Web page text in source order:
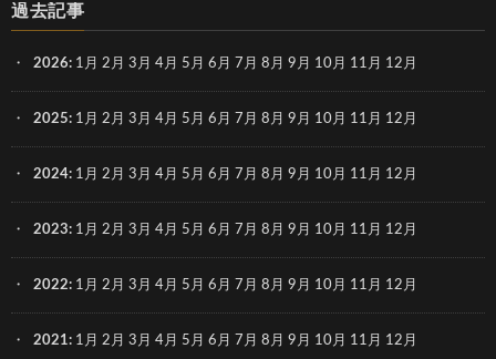
過去記事
2026: 1月 2月 3月 4月 5月 6月 7月 8月 9月 10月 11月 12月
2025: 1月 2月 3月 4月 5月 6月 7月 8月 9月 10月 11月 12月
2024: 1月 2月 3月 4月 5月 6月 7月 8月 9月 10月 11月 12月
2023: 1月 2月 3月 4月 5月 6月 7月 8月 9月 10月 11月 12月
2022: 1月 2月 3月 4月 5月 6月 7月 8月 9月 10月 11月 12月
2021: 1月 2月 3月 4月 5月 6月 7月 8月 9月 10月 11月 12月